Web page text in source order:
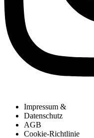
Impressum &
Datenschutz
AGB
Cookie-Richtlinie